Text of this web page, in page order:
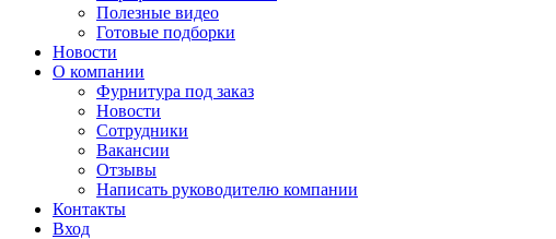
Полезные видео
Готовые подборки
Новости
О компании
Фурнитура под заказ
Новости
Сотрудники
Вакансии
Отзывы
Написать руководителю компании
Контакты
Вход